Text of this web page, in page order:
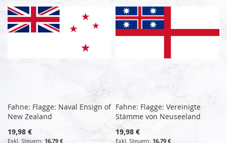
Fahne: Flagge: Naval Ensign of
New Zealand
19,98 €
16,79 €
Fahne: Flagge: Vereinigte
Stämme von Neuseeland
19,98 €
16,79 €